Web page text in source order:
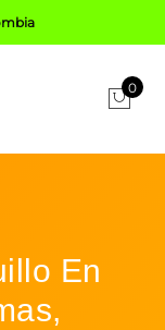
0
En